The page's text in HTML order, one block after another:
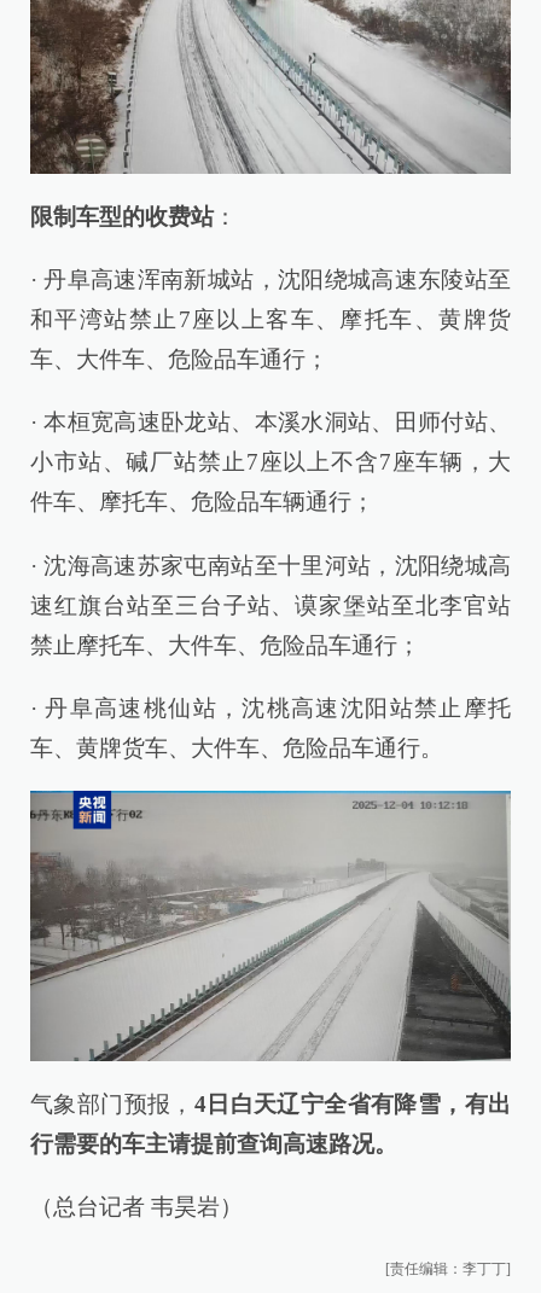
限制车型的收费站：
· 丹阜高速浑南新城站，沈阳绕城高速东陵站至
和平湾站禁止7座以上客车、摩托车、黄牌货
车、大件车、危险品车通行；
· 本桓宽高速卧龙站、本溪水洞站、田师付站、
小市站、碱厂站禁止7座以上不含7座车辆，大
件车、摩托车、危险品车辆通行；
· 沈海高速苏家屯南站至十里河站，沈阳绕城高
速红旗台站至三台子站、谟家堡站至北李官站
禁止摩托车、大件车、危险品车通行；
· 丹阜高速桃仙站，沈桃高速沈阳站禁止摩托
车、黄牌货车、大件车、危险品车通行。
气象部门预报， 4日白天辽宁全省有降雪，有出
行需要的车主请提前查询高速路况。
（总台记者 韦昊岩）
[责任编辑：李丁丁]